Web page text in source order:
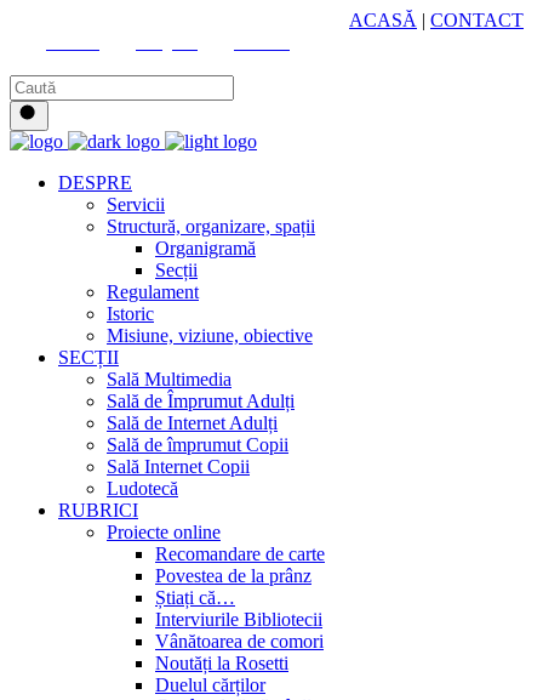
ACASĂ | CONTACT
DESPRE
Servicii
Structură, organizare, spații
Organigramă
Secții
Regulament
Istoric
Misiune, viziune, obiective
SECȚII
Sală Multimedia
Sală de Împrumut Adulți
Sală de Internet Adulți
Sală de împrumut Copii
Sală Internet Copii
Ludotecă
RUBRICI
Proiecte online
Recomandare de carte
Povestea de la prânz
Știați că…
Interviurile Bibliotecii
Vânătoarea de comori
Noutăți la Rosetti
Duelul cărților